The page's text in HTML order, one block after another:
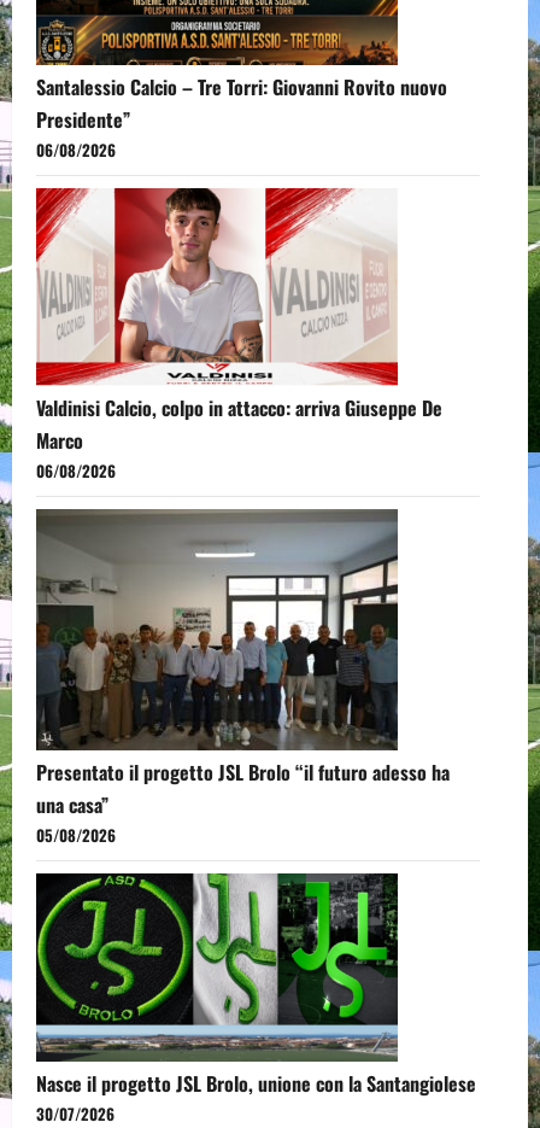
Santalessio Calcio – Tre Torri: Giovanni Rovito nuovo
Presidente”
06/08/2026
Valdinisi Calcio, colpo in attacco: arriva Giuseppe De
Marco
06/08/2026
Presentato il progetto JSL Brolo “il futuro adesso ha
una casa”
05/08/2026
Nasce il progetto JSL Brolo, unione con la Santangiolese
30/07/2026